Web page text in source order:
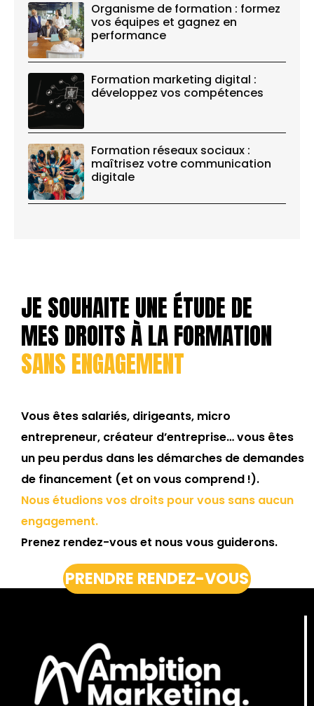
Organisme de formation : formez
vos équipes et gagnez en
performance
Formation marketing digital :
développez vos compétences
Formation réseaux sociaux :
maîtrisez votre communication
digitale
JE SOUHAITE UNE ÉTUDE DE
MES DROITS À LA FORMATION
SANS ENGAGEMENT
Vous êtes salariés, dirigeants, micro
entrepreneur, créateur d’entreprise… vous êtes
un peu perdus dans les démarches de demandes
de financement (et on vous comprend !).
Nous étudions vos droits pour vous sans aucun
engagement.
Prenez rendez-vous et nous vous guiderons.
PRENDRE RENDEZ-VOUS